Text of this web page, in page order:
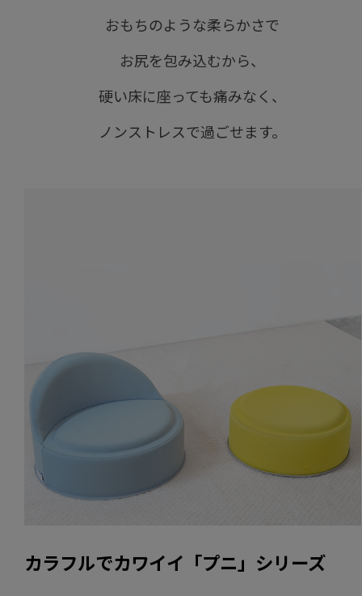
おもちのような柔らかさで
お尻を包み込むから、
硬い床に座っても痛みなく、
ノンストレスで過ごせます。
カラフルでカワイイ「プニ」シリーズ